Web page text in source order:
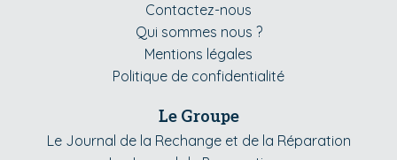
Contactez-nous
Qui sommes nous ?
Mentions légales
Politique de confidentialité
Le Groupe
Le Journal de la Rechange et de la Réparation